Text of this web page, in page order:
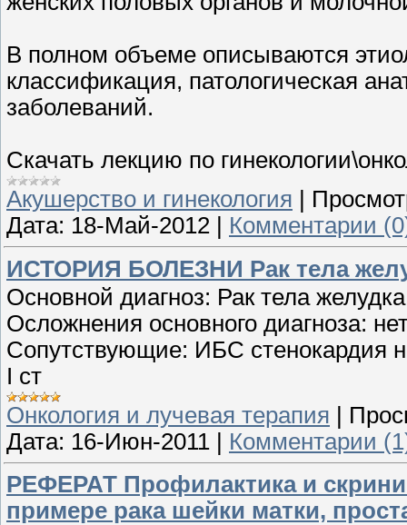
В полном объеме описываются
классификация, патологическая
заболеваний.
Скачать лекцию по
Акушерство и гинекология
Дата: 18-Май-2012
Комментарии
ИСТОРИЯ БОЛЕЗНИ Рак тела
Основной диагноз: Рак тела
Осложнения основного диагноза:
Сопутствующие: ИБС стенокардия
I ст
Онкология и лучевая терапия |
Дата: 16-Июн-2011 | Комментарии
РЕФЕРАТ Профилактика и
примере рака шейки матки,